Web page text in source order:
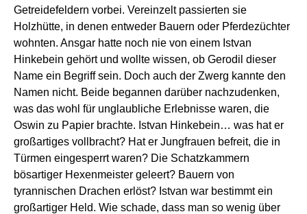
Getreidefeldern vorbei. Vereinzelt passierten sie
Holzhütte, in denen entweder Bauern oder Pferdezüchter
wohnten. Ansgar hatte noch nie von einem Istvan
Hinkebein gehört und wollte wissen, ob Gerodil dieser
Name ein Begriff sein. Doch auch der Zwerg kannte den
Namen nicht. Beide begannen darüber nachzudenken,
was das wohl für unglaubliche Erlebnisse waren, die
Oswin zu Papier brachte. Istvan Hinkebein… was hat er
großartiges vollbracht? Hat er Jungfrauen befreit, die in
Türmen eingesperrt waren? Die Schatzkammern
bösartiger Hexenmeister geleert? Bauern von
tyrannischen Drachen erlöst? Istvan war bestimmt ein
großartiger Held. Wie schade, dass man so wenig über